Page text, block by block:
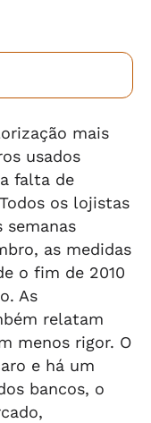
mais
usados
falta de
os lojistas
semanas
as medidas
o fim de 2010
As
relatam
menos rigor. O
e há um
bancos, o